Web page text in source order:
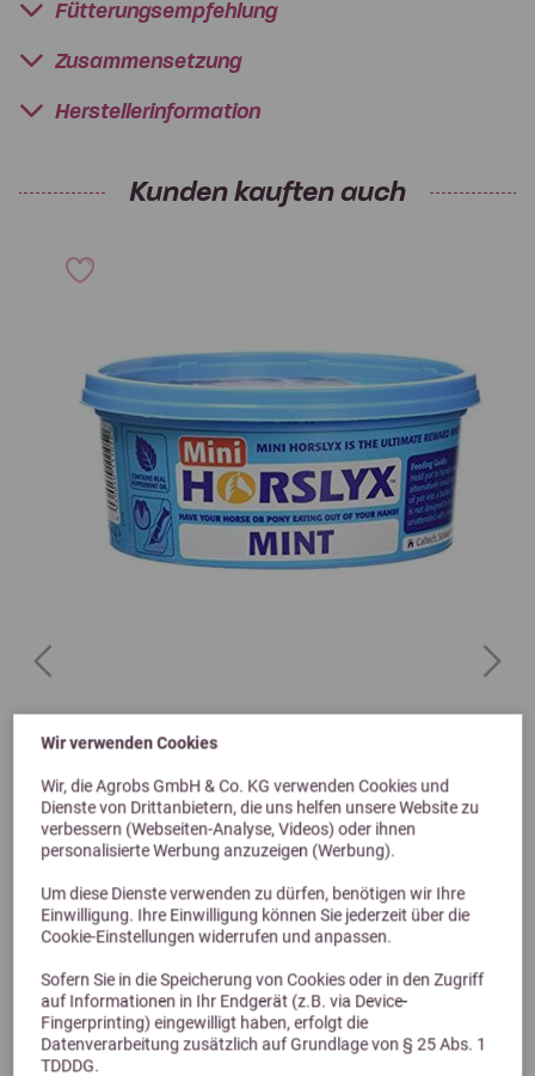
Wir verwenden Cookies
Wir, die Agrobs GmbH & Co. KG verwenden Cookies und
Dienste von Drittanbietern, die uns helfen unsere Website zu
verbessern (Webseiten-Analyse, Videos) oder ihnen
personalisierte Werbung anzuzeigen (Werbung).
Um diese Dienste verwenden zu dürfen, benötigen wir Ihre
Einwilligung. Ihre Einwilligung können Sie jederzeit über die
Cookie-Einstellungen widerrufen und anpassen.
Sofern Sie in die Speicherung von Cookies oder in den Zugriff
auf Informationen in Ihr Endgerät (z.B. via Device-
Fingerprinting) eingewilligt haben, erfolgt die
Datenverarbeitung zusätzlich auf Grundlage von § 25 Abs. 1
TDDDG.
Fütterungsempfehlung
Zusammensetzung
Herstellerinformation
Kunden kauften auch
Horslyx Mini Mint Balancer 650g
9,99 €
Previous Next